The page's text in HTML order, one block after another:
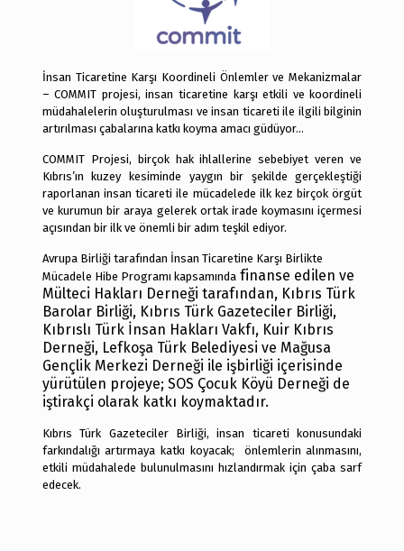
İnsan Ticaretine Karşı Koordineli Önlemler ve Mekanizmalar
– COMMIT projesi, insan ticaretine karşı etkili ve koordineli
müdahalelerin oluşturulması ve insan ticareti ile ilgili bilginin
artırılması çabalarına katkı koyma amacı güdüyor…
COMMIT Projesi, birçok hak ihlallerine sebebiyet veren ve
Kıbrıs’ın kuzey kesiminde yaygın bir şekilde gerçekleştiği
raporlanan insan ticareti ile mücadelede ilk kez birçok örgüt
ve kurumun bir araya gelerek ortak irade koymasını içermesi
açısından bir ilk ve önemli bir adım teşkil ediyor.
Avrupa Birliği tarafından İnsan Ticaretine Karşı Birlikte
Mücadele Hibe Programı kapsamındafinanse edilen ve
Mülteci Hakları Derneği tarafından, Kıbrıs Türk
Barolar Birliği, Kıbrıs Türk Gazeteciler Birliği,
Kıbrıslı Türk İnsan Hakları Vakfı, Kuir Kıbrıs
Derneği, Lefkoşa Türk Belediyesi ve Mağusa
Gençlik Merkezi Derneği ile işbirliği içerisinde
yürütülen projeye; SOS Çocuk Köyü Derneği de
iştirakçi olarak katkı koymaktadır.
Kıbrıs Türk Gazeteciler Birliği, insan ticareti konusundaki
farkındalığı artırmaya katkı koyacak; önlemlerin alınmasını,
etkili müdahalede bulunulmasını hızlandırmak için çaba sarf
edecek.